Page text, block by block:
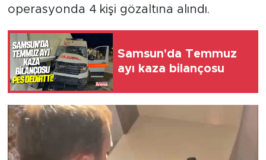
operasyonda 4 kişi gözaltına alındı.
Samsun'da Temmuz
ayı kaza bilançosu